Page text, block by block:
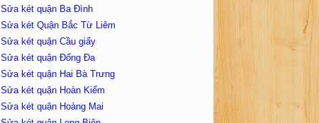
Sửa két quận Ba Đình
Sửa két Quận Bắc Từ Liêm
Sửa két quận Cầu giấy
Sửa két quận Đống Đa
Sửa két quận Hai Bà Trưng
Sửa két quận Hoàn Kiếm
Sửa két quận Hoàng Mai